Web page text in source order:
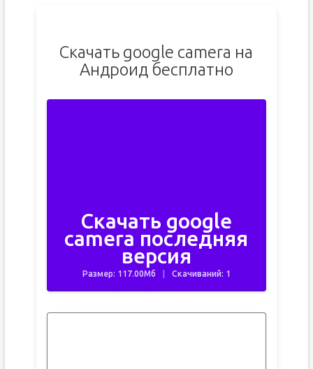
Скачать google camera на
Андроид бесплатно
Скачать google
camera последняя
версия
Размер: 117.00Мб Скачиваний: 1